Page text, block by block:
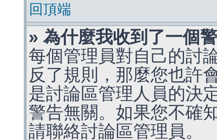
回頂端
» 為什麼我收到了一個
每個管理員對自己的討
反了規則，那麼您也許
是討論區管理人員的決
警告無關。如果您不確
請聯絡討論區管理員。